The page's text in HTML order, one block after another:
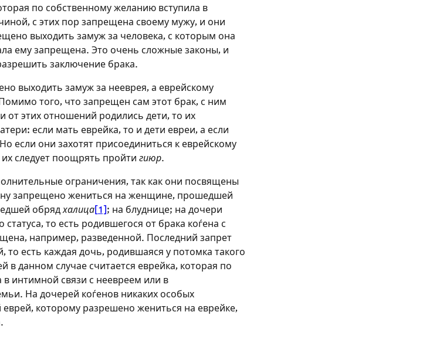
по собственному желанию вступила в
с этих пор запрещена своему мужу, и они
выходить замуж за человека, с которым она
ему запрещена. Это очень сложные законы, и
заключение брака.
выходить замуж за нееврея, а еврейскому
того, что запрещен сам этот брак, с ним
от этих отношений родились дети, то их
если мать еврейка, то и дети евреи, а если
если они захотят присоединиться к еврейскому
следует поощрять пройти гиюр.
ограничения, так как они посвящены
запрещено жениться на женщине, прошедшей
обрядхалица[1] ; на блуднице; на дочери
статуса, то есть родившегося от брака коѓена с
например, разведенной. Последний запрет
то есть каждая дочь, родившаяся у потомка такого
в данном случае считается еврейка, которая по
интимной связи с неевреем или в
На дочерей коѓенов никаких особых
которому разрешено жениться на еврейке,